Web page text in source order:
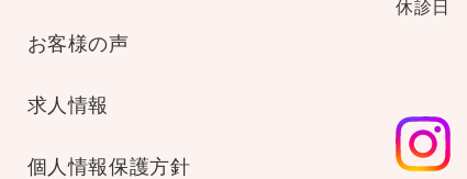
お客様の声
求人情報
個人情報保護方針
休診日